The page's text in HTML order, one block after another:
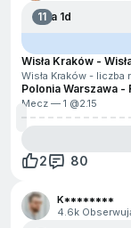
11Za 1d
Wisła Kraków -
Wisła Kraków -
Polonia Warszawa -
Mecz — 1 @2.15
2
80
K********
4.6k